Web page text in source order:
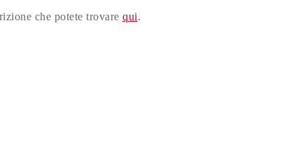
che potete trovare qui.